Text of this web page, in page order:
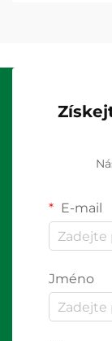
E-mail
Jméno